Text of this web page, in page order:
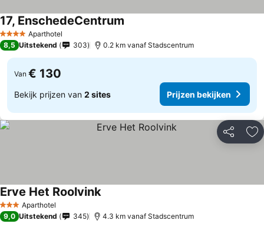
4 SterrenAparthotel
17, EnschedeCentrum
8,5 Uitstekend 303 0.2 km vanaf Stadscentrum
Van € 130
Bekijk prijzen van 2 sites Prijzen bekijken
Delen
3 SterrenAparthotel
Erve Het Roolvink
9,0 Uitstekend 345 4.3 km vanaf Stadscentrum